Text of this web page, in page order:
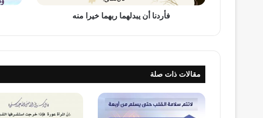
فأردنا أن يبدلهما ربهما خيرا منه
مقالات ذات صلة